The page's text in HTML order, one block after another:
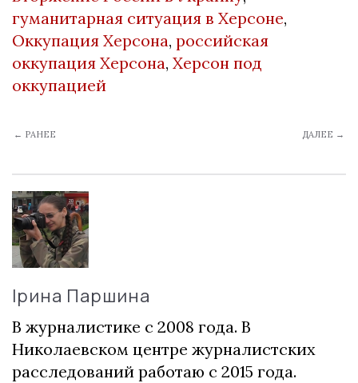
гуманитарная ситуация в Херсоне,
Оккупация Херсона, российская
оккупация Херсона, Херсон под
оккупацией
← РАНЕЕ ДАЛЕЕ →
Ірина Паршина
В журналистике с 2008 года. В
Николаевском центре журналистских
расследований работаю с 2015 года.